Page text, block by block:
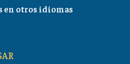
en otros idiomas